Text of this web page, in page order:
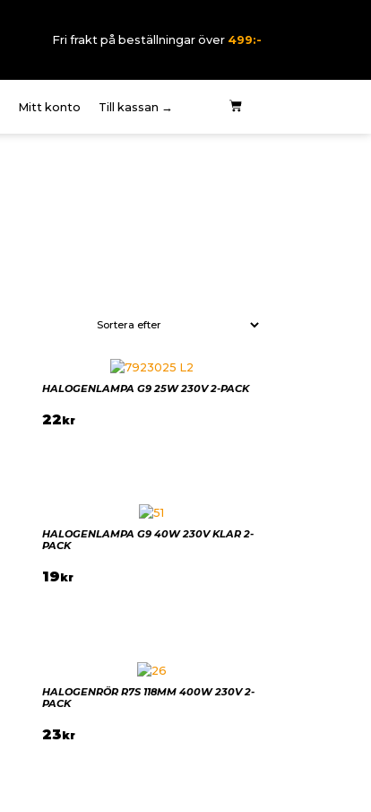
Fri frakt på beställningar över 499:-
Mitt konto Till kassan →
HALOGENLAMPA G9 25W 230V 2-PACK
22kr
HALOGENLAMPA G9 40W 230V KLAR 2-
PACK
19kr
HALOGENRÖR R7S 118MM 400W 230V 2-
PACK
23kr